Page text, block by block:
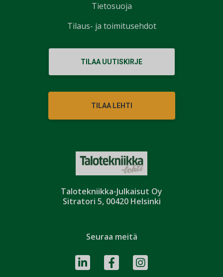
Talotekniikka-Julkaisut Oy
Sitratori 5, 00420 Helsinki
TILAA UUTISKIRJE
TILAA LEHTI
Seuraa meitä
Tietosuoja
Tilaus- ja toimitusehdot